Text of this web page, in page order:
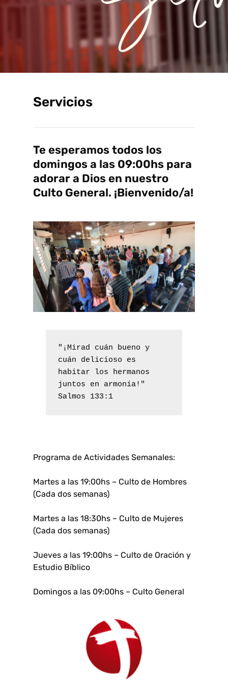
Servicios
Te esperamos todos los
domingos a las 09:00hs para
adorar a Dios en nuestro
Culto General. ¡Bienvenido/a!
"¡Mirad cuán bueno y
cuán delicioso es
habitar los hermanos
juntos en armonía!"
Salmos 133:1
Programa de Actividades Semanales:
Martes a las 19:00hs – Culto de Hombres
(Cada dos semanas)
Martes a las 18:30hs – Culto de Mujeres
(Cada dos semanas)
Jueves a las 19:00hs – Culto de Oración y
Estudio Bíblico
Domingos a las 09:00hs – Culto General